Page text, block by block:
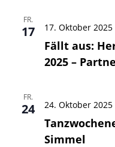
FR.
17
Fällt aus:
2025 –
17. Oktober 2025
FR.
24
Simmel
24. Oktober 2025